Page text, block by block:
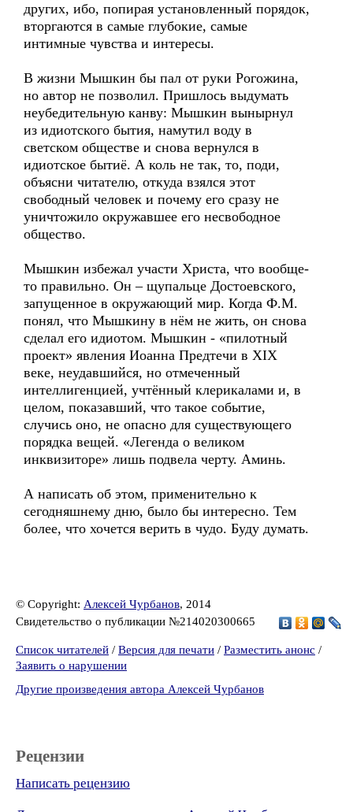
других, ибо, попирая установленный порядок,
вторгаются в самые глубокие, самые
интимные чувства и интересы.
В жизни Мышкин бы пал от руки Рогожина,
но автор не позволил. Пришлось выдумать
неубедительную канву: Мышкин вынырнул
из идиотского бытия, намутил воду в
светском обществе и снова вернулся в
идиотское бытиё. А коль не так, то, поди,
объясни читателю, откуда взялся этот
свободный человек и почему его сразу не
уничтожило окружавшее его несвободное
общество.
Мышкин избежал участи Христа, что вообще-
то правильно. Он – щупальце Достоевского,
запущенное в окружающий мир. Когда Ф.М.
понял, что Мышкину в нём не жить, он снова
сделал его идиотом. Мышкин - «пилотный
проект» явления Иоанна Предтечи в XIX
веке, неудавшийся, но отмеченный
интеллигенцией, учтённый клерикалами и, в
целом, показавший, что такое событие,
случись оно, не опасно для существующего
порядка вещей. «Легенда о великом
инквизиторе» лишь подвела черту. Аминь.
А написать об этом, применительно к
сегодняшнему дню, было бы интересно. Тем
более, что хочется верить в чудо. Буду думать.
© Copyright: Алексей Чурбанов, 2014
Свидетельство о публикации №214020300665
Список читателей / Версия для печати / Разместить анонс /
Заявить о нарушении
Другие произведения автора Алексей Чурбанов
Рецензии
Написать рецензию